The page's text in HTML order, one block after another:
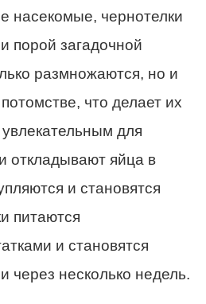
насекомые, чернотелки
порой загадочной
размножаются, но и
что делает их
для
откладывают яйца в
и становятся
питаются
и становятся
через несколько недель.